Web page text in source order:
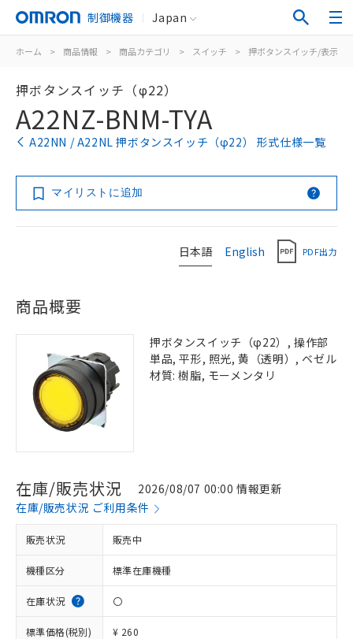
制御機器 Japan
ホーム > 商品情報 > 商品カテゴリ > スイッチ > 押ボタンスイッチ/表示灯
押ボタンスイッチ（φ22）
A22NZ-BNM-TYA
A22NN / A22NL 押ボタンスイッチ（φ22） 形式仕様一覧
マイリストに追加
日本語 English PDF出力
商品概要
押ボタンスイッチ（φ22）, 操作部
単品, 平形, 照光, 黄（透明）, ベゼル
材質: 樹脂, モーメンタリ
在庫/販売状況
2026/08/07 00:00 情報更新
在庫/販売状況 ご利用条件
販売状況 販売中
機種区分 標準在庫機種
在庫状況 〇
標準価格(税別) ¥ 260